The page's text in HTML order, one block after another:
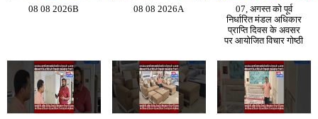
08 08 2026B 08 08 2026A
07, अगस्त को पूर्व
निर्धारित मंडल अधिकार
प्राप्ति दिवस के अवसर
पर आयोजित विचार गोष्ठी